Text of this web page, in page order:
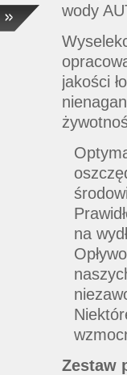
wody
jakości
na
Zestaw